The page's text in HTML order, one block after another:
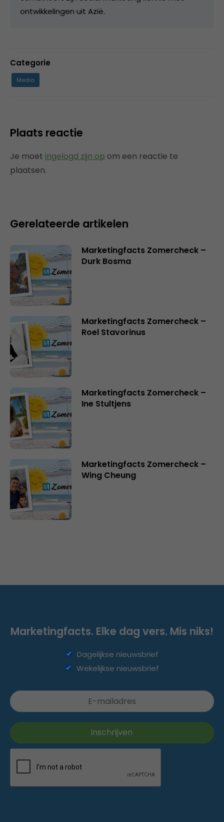
ontwikkelingen uit Azië.
Categorie
Media
Plaats reactie
Je moet ingelogd zijn op om een reactie te
plaatsen.
Gerelateerde artikelen
Marketingfacts Zomercheck –
Durk Bosma
Marketingfacts Zomercheck –
Roel Stavorinus
Marketingfacts Zomercheck –
Ine Stultjens
Marketingfacts Zomercheck –
Wing Cheung
Marketingfacts. Elke dag vers. Mis niks!
Dagelijkse nieuwsbrief
Wekelijkse nieuwsbrief